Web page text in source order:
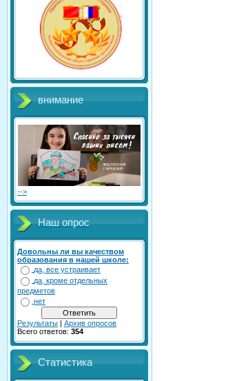
внимание
-->
Наш опрос
Довольны ли вы качеством
образования в нашей школе:
да, все устраивает
да, кроме отдельных
предметов
нет
Результаты | Архив опросов
Всего ответов: 354
Статистика